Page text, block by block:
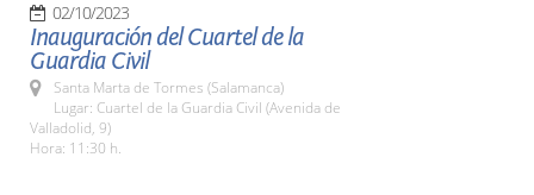
02/10/2023
Inauguración del Cuartel de la
Guardia Civil
Santa Marta de Tormes (Salamanca)
Lugar: Cuartel de la Guardia Civil (Avenida de
Valladolid, 9)
Hora: 11:30 h.